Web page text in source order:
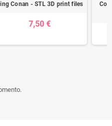
Conan - STL 3D print files
7,50 €